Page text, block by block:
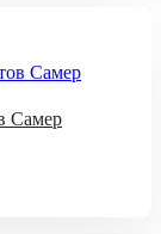
Самер